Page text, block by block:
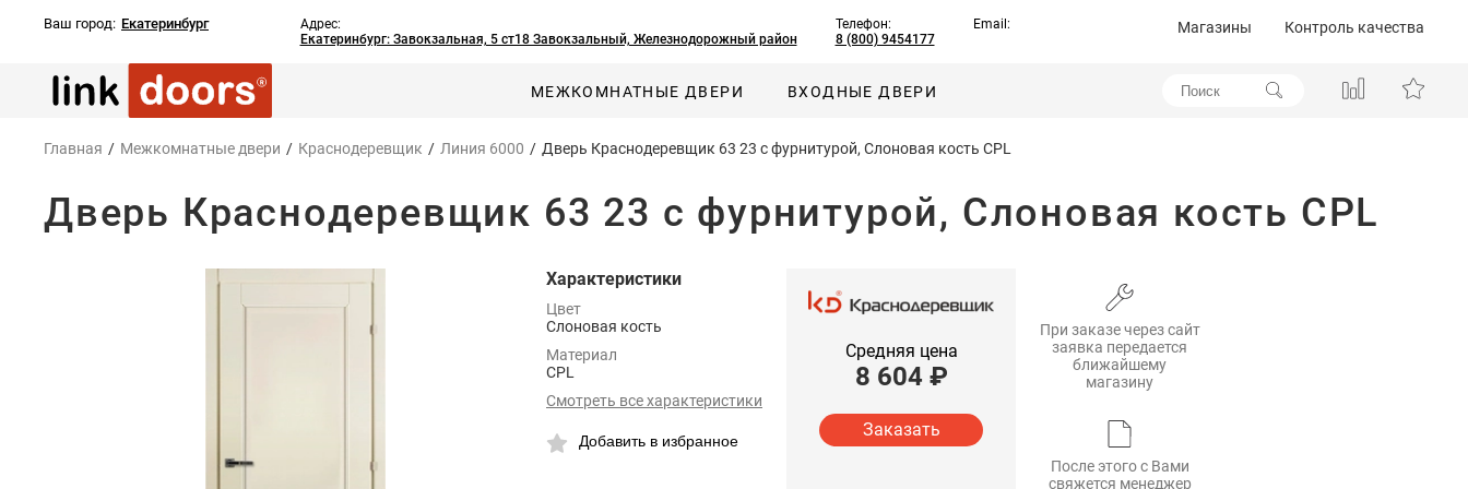
Ваш город: Екатеринбург
Адрес:
Екатеринбург: Завокзальная, 5 ст18 Завокзальный, Железнодорожный район
Телефон:
8 (800) 9454177
Email: Магазины Контроль качества
МЕЖКОМНАТНЫЕ ДВЕРИ ВХОДНЫЕ ДВЕРИ
Главная / Межкомнатные двери / Краснодеревщик / Линия 6000 / Дверь Краснодеревщик 63 23 с фурнитурой, Слоновая кость CPL
Дверь Краснодеревщик 63 23 с фурнитурой, Слоновая кость CPL
Характеристики
Цвет
Слоновая кость
Материал
CPL
Смотреть все характеристики
Добавить в избранное
Средняя цена
8 604 ₽
Заказать
При заказе через сайт
заявка передается
ближайшему
магазину
После этого с Вами
свяжется менеджер